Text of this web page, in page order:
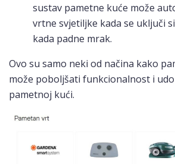
sustav pametne kuće može
vrtne svjetiljke kada se uključi
kada padne mrak.
Ovo su samo neki od načina kako
može poboljšati funkcionalnost i
pametnoj kući.